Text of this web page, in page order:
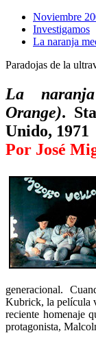
Noviembre
Investigamos
La naranja
Paradojas de la
La
Orange).
Unido, 1971
Por José
generacional.
Kubrick, la película
reciente homenaje
protagonista,